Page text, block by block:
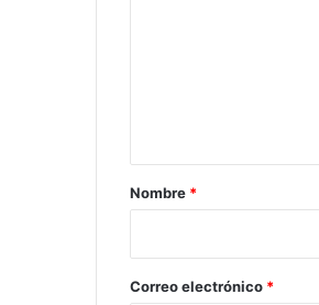
r
*
Nombre *
Correo electrónico *